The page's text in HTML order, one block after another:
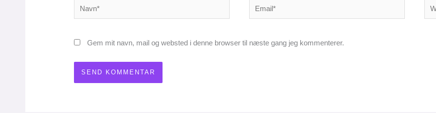
Navn* Email*
Gem mit navn, mail og websted i denne browser til næste gang jeg kommenterer.